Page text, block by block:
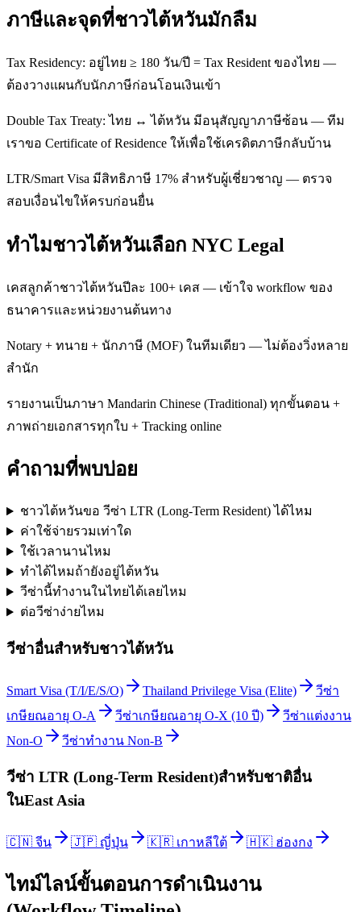
ภาษีและจุดที่ชาวไต้หวันมักลืม
Tax Residency: อยู่ไทย ≥ 180 วัน/ปี = Tax Resident ของไทย —
ต้องวางแผนกับนักภาษีก่อนโอนเงินเข้า
Double Tax Treaty: ไทย ↔ ไต้หวัน มีอนุสัญญาภาษีซ้อน — ทีม
เราขอ Certificate of Residence ให้เพื่อใช้เครดิตภาษีกลับบ้าน
LTR/Smart Visa มีสิทธิภาษี 17% สำหรับผู้เชี่ยวชาญ — ตรวจ
สอบเงื่อนไขให้ครบก่อนยื่น
ทำไมชาวไต้หวันเลือก NYC Legal
เคสลูกค้าชาวไต้หวันปีละ 100+ เคส — เข้าใจ workflow ของ
ธนาคารและหน่วยงานต้นทาง
Notary + ทนาย + นักภาษี (MOF) ในทีมเดียว — ไม่ต้องวิ่งหลาย
สำนัก
รายงานเป็นภาษา Mandarin Chinese (Traditional) ทุกขั้นตอน +
ภาพถ่ายเอกสารทุกใบ + Tracking online
คำถามที่พบบ่อย
ชาวไต้หวันขอ วีซ่า LTR (Long-Term Resident) ได้ไหม
ค่าใช้จ่ายรวมเท่าใด
ใช้เวลานานไหม
ทำได้ไหมถ้ายังอยู่ไต้หวัน
วีซ่านี้ทำงานในไทยได้เลยไหม
ต่อวีซ่าง่ายไหม
วีซ่าอื่นสำหรับชาวไต้หวัน
Smart Visa (T/I/E/S/O) Thailand Privilege Visa (Elite)
วีซ่า
เกษียณอายุ O-A
วีซ่าเกษียณอายุ O-X (10 ปี)
วีซ่าแต่งงาน
Non-O
วีซ่าทำงาน Non-B
วีซ่า LTR (Long-Term Resident)สำหรับชาติอื่น
ในEast Asia
🇨🇳 จีน 🇯🇵 ญี่ปุ่น 🇰🇷 เกาหลีใต้ 🇭🇰 ฮ่องกง
ไทม์ไลน์ขั้นตอนการดำเนินงาน